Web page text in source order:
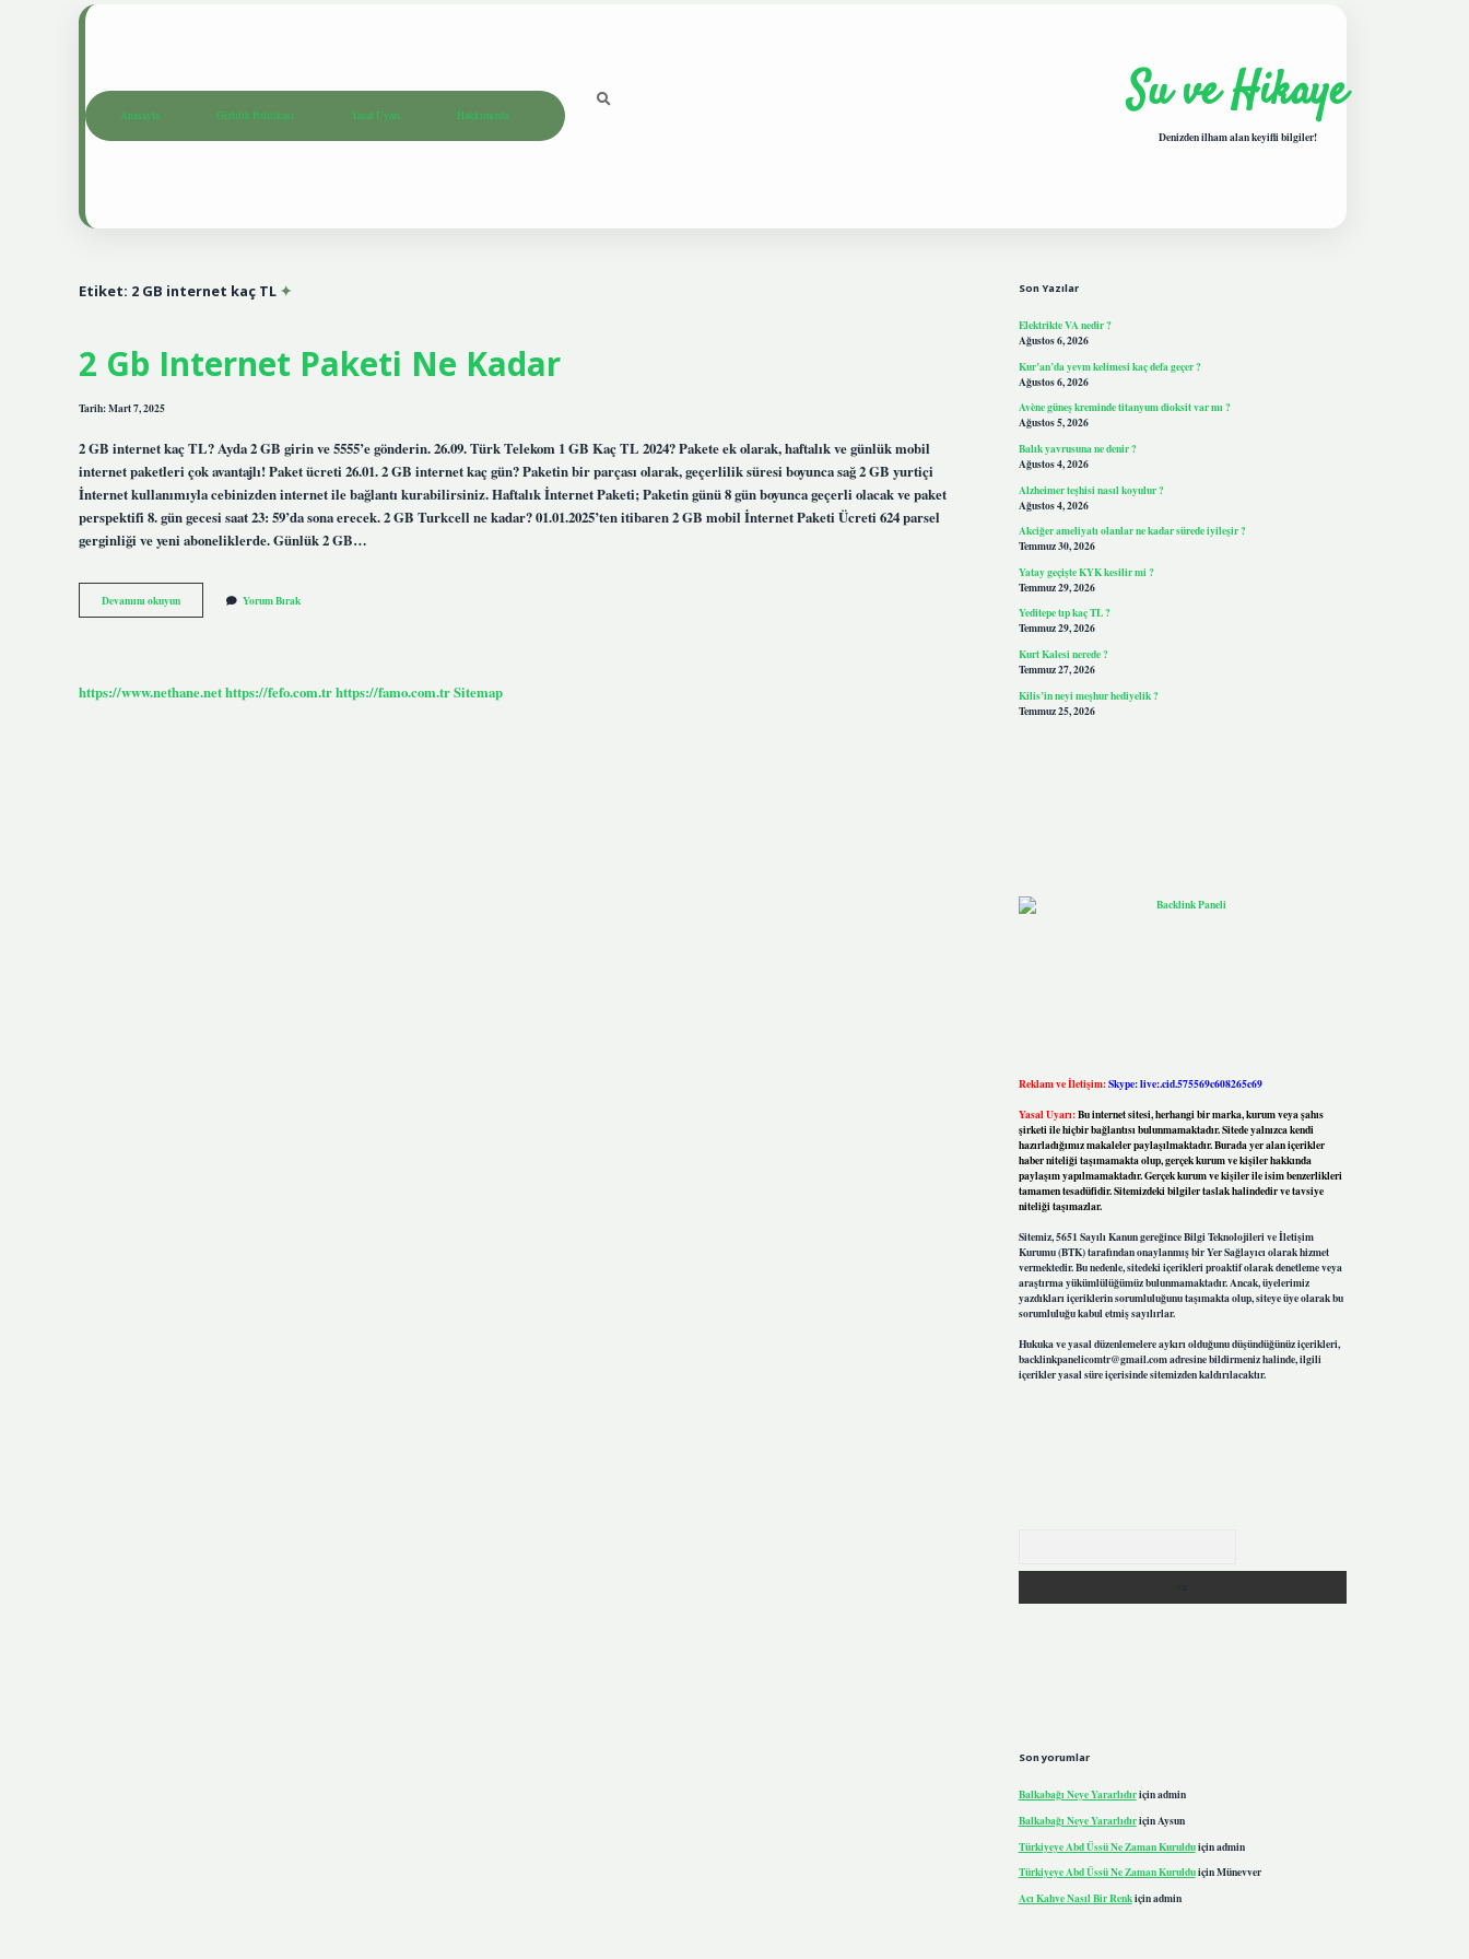
Anasayfa Gizlilik Politikası Yasal Uyarı Hakkımızda Su ve Hikaye
Denizden ilham alan keyifli bilgiler!
Etiket: 2 GB internet kaç TL
2 Gb Internet Paketi Ne Kadar
Tarih: Mart 7, 2025
2 GB internet kaç TL? Ayda 2 GB girin ve 5555’e gönderin. 26.09. Türk Telekom 1 GB Kaç TL 2024? Pakete ek olarak, haftalık ve günlük mobil
internet paketleri çok avantajlı! Paket ücreti 26.01. 2 GB internet kaç gün? Paketin bir parçası olarak, geçerlilik süresi boyunca sağ 2 GB yurtiçi
İnternet kullanımıyla cebinizden internet ile bağlantı kurabilirsiniz. Haftalık İnternet Paketi; Paketin günü 8 gün boyunca geçerli olacak ve paket
perspektifi 8. gün gecesi saat 23: 59’da sona erecek. 2 GB Turkcell ne kadar? 01.01.2025’ten itibaren 2 GB mobil İnternet Paketi Ücreti 624 parsel
gerginliği ve yeni aboneliklerde. Günlük 2 GB…
Devamını okuyun2
Gb
Yorum Bırak
https://www.nethane.nethttps://fefo.com.trhttps://famo.com.trSitemap
Son Yazılar
Elektrikte VA nedir ?
Ağustos 6, 2026
Kur’an’da yevm kelimesi kaç defa geçer ?
Ağustos 6, 2026
Avène güneş kreminde titanyum dioksit var mı ?
Ağustos 5, 2026
Balık yavrusuna ne denir ?
Ağustos 4, 2026
Alzheimer teşhisi nasıl koyulur ?
Ağustos 4, 2026
Akciğer ameliyatı olanlar ne kadar sürede iyileşir ?
Temmuz 30, 2026
Yatay geçişte KYK kesilir mi ?
Temmuz 29, 2026
Yeditepe tıp kaç TL ?
Temmuz 29, 2026
Kurt Kalesi nerede ?
Temmuz 27, 2026
Kilis’in neyi meşhur hediyelik ?
Temmuz 25, 2026
Reklam ve İletişim:Skype: live:.cid.575569c608265c69
Yasal Uyarı:Bu internet sitesi, herhangi bir marka, kurum veya şahıs
şirketi ile hiçbir bağlantısı bulunmamaktadır. Sitede yalnızca kendi
hazırladığımız makaleler paylaşılmaktadır. Burada yer alan içerikler
haber niteliği taşımamakta olup, gerçek kurum ve kişiler hakkında
paylaşım yapılmamaktadır. Gerçek kurum ve kişiler ile isim benzerlikleri
tamamen tesadüfidir. Sitemizdeki bilgiler taslak halindedir ve tavsiye
niteliği taşımazlar.
Sitemiz, 5651 Sayılı Kanun gereğince Bilgi Teknolojileri ve İletişim
Kurumu (BTK) tarafından onaylanmış bir Yer Sağlayıcı olarak hizmet
vermektedir. Bu nedenle, sitedeki içerikleri proaktif olarak denetleme veya
araştırma yükümlülüğümüz bulunmamaktadır. Ancak, üyelerimiz
yazdıkları içeriklerin sorumluluğunu taşımakta olup, siteye üye olarak bu
sorumluluğu kabul etmiş sayılırlar.
Hukuka ve yasal düzenlemelere aykırı olduğunu düşündüğünüz içerikleri,
backlinkpanelicomtr@gmail.comadresine bildirmeniz halinde, ilgili
içerikler yasal süre içerisinde sitemizden kaldırılacaktır.
Son yorumlar
Balkabağı Neye Yararlıdıriçinadmin
Balkabağı Neye YararlıdıriçinAysun
Türkiyeye Abd Üssü Ne Zaman Kurulduiçinadmin
Türkiyeye Abd Üssü Ne Zaman KurulduiçinMünevver
Acı Kahve Nasıl Bir Renkiçinadmin